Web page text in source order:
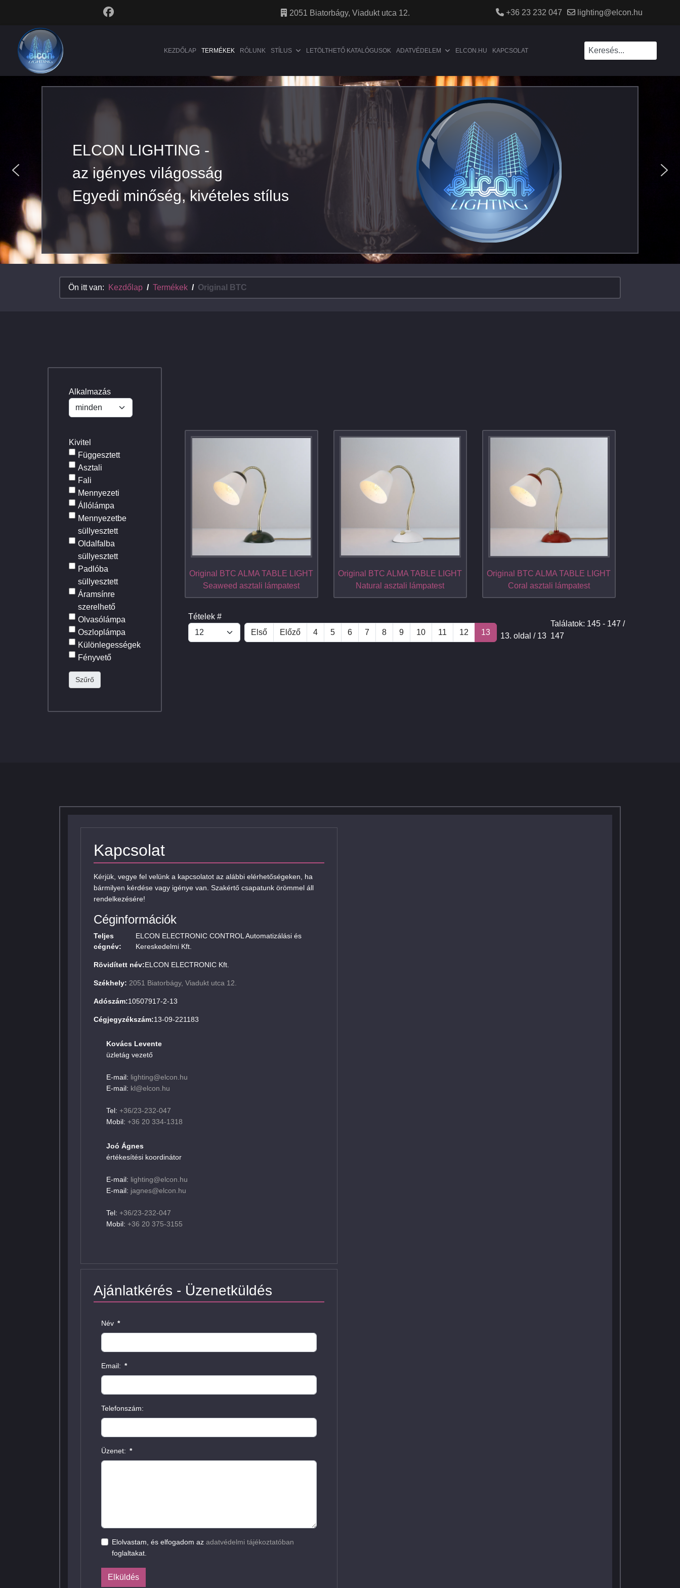
2051 Biatorbágy, Viadukt utca 12. +36 23 232 047 lighting@elcon.hu
KEZDŐLAP TERMÉKEK RÓLUNK STÍLUS LETÖLTHETŐ KATALÓGUSOK ADATVÉDELEM ELCON.HU KAPCSOLAT
ELCON LIGHTING -
az igényes világosság
Egyedi minőség, kivételes stílus
ELCON LIGHTING -
az igényes világosság
Egyedi minőség, kivételes stílus
Ön itt van: Kezdőlap Termékek Original BTC
Alkalmazás
Kivitel
Függesztett
Asztali
Fali
Mennyezeti
Állólámpa
Mennyezetbe
süllyesztett
Oldalfalba
süllyesztett
Padlóba
süllyesztett
Áramsínre
szerelhető
Olvasólámpa
Oszloplámpa
Különlegességek
Fényvető
Original BTC ALMA TABLE LIGHT
Seaweed asztali lámpatest
Original BTC ALMA TABLE LIGHT
Natural asztali lámpatest
Original BTC ALMA TABLE LIGHT
Coral asztali lámpatest
Tételek #
Első
Előző 4 5 6 7 8 9 10 11 12 13 13. oldal / 13
Találatok: 145 - 147 /
147
Kapcsolat
Kérjük, vegye fel velünk a kapcsolatot az alábbi elérhetőségeken, ha
bármilyen kérdése vagy igénye van. Szakértő csapatunk örömmel áll
rendelkezésére!
Céginformációk
Teljes
cégnév:
ELCON ELECTRONIC CONTROL Automatizálási és
Kereskedelmi Kft.
Rövidített név:ELCON ELECTRONIC Kft.
Székhely: 2051 Biatorbágy, Viadukt utca 12.
Adószám:10507917-2-13
Cégjegyzékszám:13-09-221183
Kovács Levente
üzletág vezető
E-mail: lighting@elcon.hu
E-mail: kl@elcon.hu
Tel: +36/23-232-047
Mobil: +36 20 334-1318
Joó Ágnes
értékesítési koordinátor
E-mail: lighting@elcon.hu
E-mail: jagnes@elcon.hu
Tel: +36/23-232-047
Mobil: +36 20 375-3155
Ajánlatkérés - Üzenetküldés
Név *
Email: *
Telefonszám:
Üzenet: *
Elolvastam, és elfogadom az adatvédelmi tájékoztatóban
foglaltakat.
Elküldés